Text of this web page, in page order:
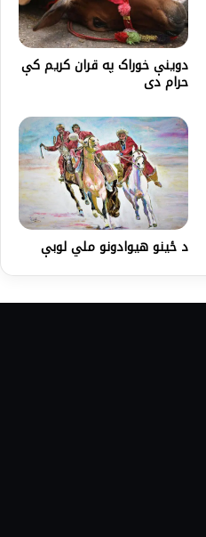
دوینې خوراک په قران کریم کې
حرام دی
د ځينو هيوادونو ملي لوبې